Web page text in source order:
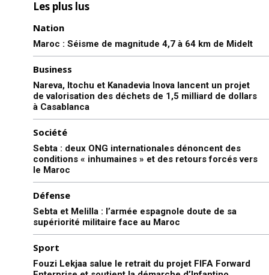
Les plus lus
Nation
Maroc : Séisme de magnitude 4,7 à 64 km de Midelt
Business
Nareva, Itochu et Kanadevia Inova lancent un projet
de valorisation des déchets de 1,5 milliard de dollars
à Casablanca
Société
Sebta : deux ONG internationales dénoncent des
conditions « inhumaines » et des retours forcés vers
le Maroc
Défense
Sebta et Melilla : l’armée espagnole doute de sa
supériorité militaire face au Maroc
Sport
Fouzi Lekjaa salue le retrait du projet FIFA Forward